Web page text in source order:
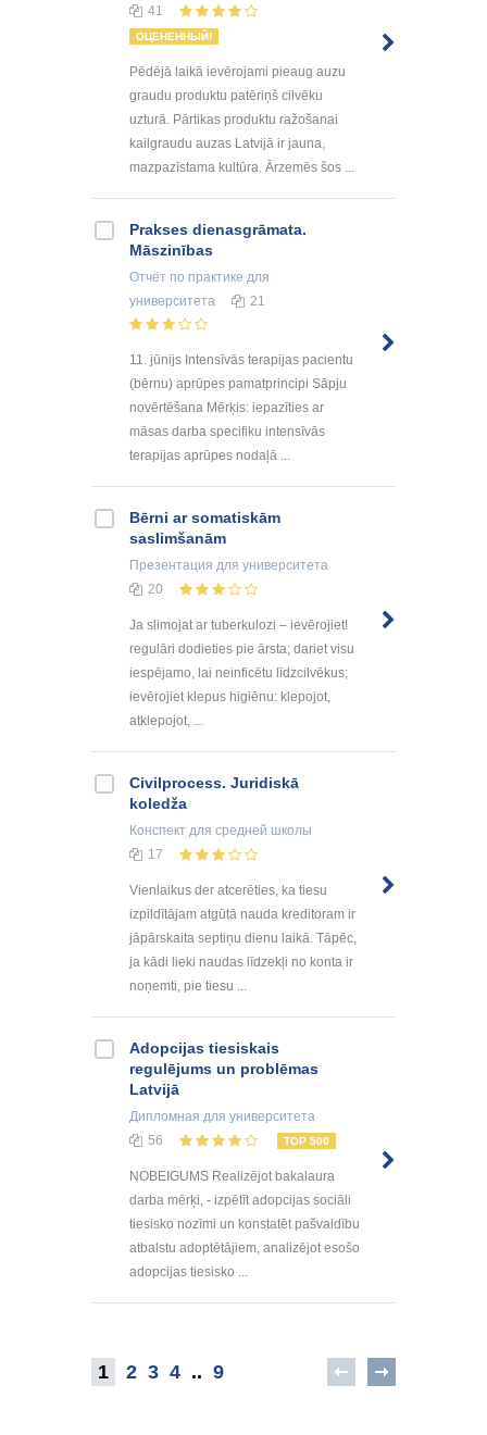
41
ОЦЕНЕННЫЙ!
Pēdējā laikā ievērojami pieaug auzu
graudu produktu patēriņš cilvēku
uzturā. Pārtikas produktu ražošanai
kailgraudu auzas Latvijā ir jauna,
mazpazīstama kultūra. Ārzemēs šos ...
Prakses dienasgrāmata.
Māszinības
Отчёт по практике для
университета
21
11. jūnijs Intensīvās terapijas pacientu
(bērnu) aprūpes pamatprincipi Sāpju
novērtēšana Mērķis: iepazīties ar
māsas darba specifiku intensīvās
terapijas aprūpes nodaļā ...
Bērni ar somatiskām
saslimšanām
Презентация для университета
20
Ja slimojat ar tuberkulozi – ievērojiet!
regulāri dodieties pie ārsta; dariet visu
iespējamo, lai neinficētu līdzcilvēkus;
ievērojiet klepus higiēnu: klepojot,
atklepojot, ...
Civilprocess. Juridiskā
koledža
Конспект для средней школы
17
Vienlaikus der atcerēties, ka tiesu
izpildītājam atgūtā nauda kreditoram ir
jāpārskaita septiņu dienu laikā. Tāpēc,
ja kādi lieki naudas līdzekļi no konta ir
noņemti, pie tiesu ...
Adopcijas tiesiskais
regulējums un problēmas
Latvijā
Дипломная для университета
56
TOP 500
NOBEIGUMS Realizējot bakalaura
darba mērķi, - izpētīt adopcijas sociāli
tiesisko nozīmi un konstatēt pašvaldību
atbalstu adoptētājiem, analizējot esošo
adopcijas tiesisko ...
1 2 3 4 .. 9